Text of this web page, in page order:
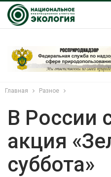
Главная Разное
В России
акция
суббота»